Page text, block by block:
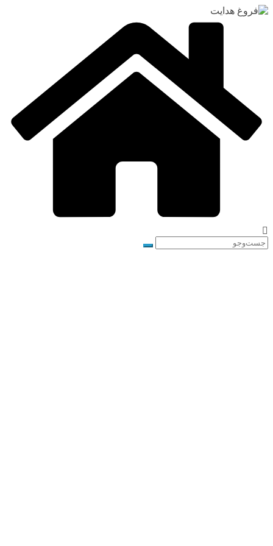
رفتن